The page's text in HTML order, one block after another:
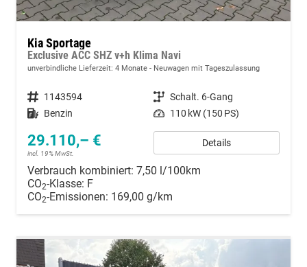
Kia Sportage
Exclusive ACC SHZ v+h Klima Navi
unverbindliche Lieferzeit: 4 Monate Neuwagen mit Tageszulassung
Fahrzeugnummer 1143594 Getriebe Schalt. 6-Gang
Kraftstoff Benzin Leistung 110 kW (150 PS)
29.110,– €
incl. 19% MwSt.
Details
Verbrauch kombiniert: 7,50 l/100km
CO2-Klasse: F
CO2-Emissionen: 169,00 g/km